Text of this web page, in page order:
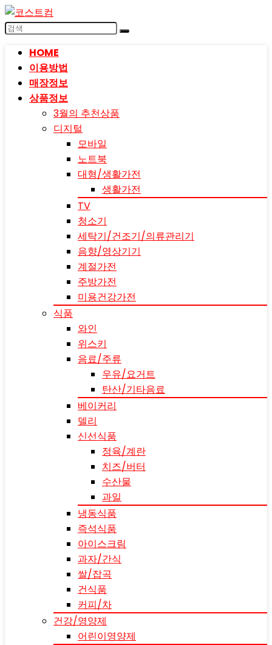
HOME
이용방법
매장정보
상품정보
3월의 추천상품
디지털
모바일
노트북
대형/생활가전
생활가전
TV
청소기
세탁기/건조기/의류관리기
음향/영상기기
계절가전
주방가전
미용건강가전
식품
와인
위스키
음료/주류
우유/요거트
탄산/기타음료
베이커리
델리
신선식품
정육/계란
치즈/버터
수산물
과일
냉동식품
즉석식품
아이스크림
과자/간식
쌀/잡곡
건식품
커피/차
건강/영양제
어린이영양제